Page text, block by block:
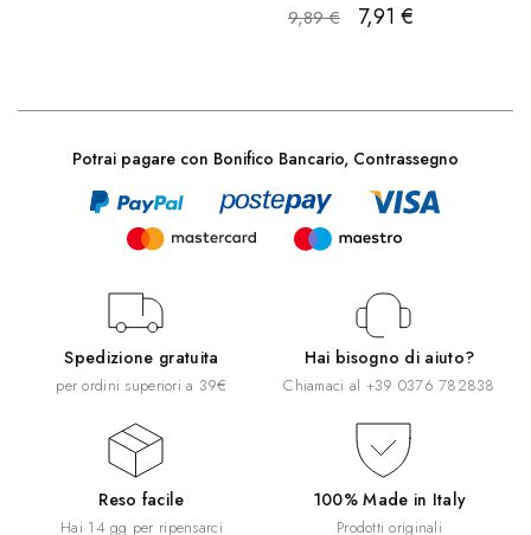
9,89 €
7,91 €
Potrai pagare con Bonifico Bancario, Contrassegno
Spedizione gratuita
per ordini superiori a 39€
Hai bisogno di aiuto?
Chiamaci al +39 0376 782838
Reso facile
Hai 14 gg per ripensarci
100% Made in Italy
Prodotti originali